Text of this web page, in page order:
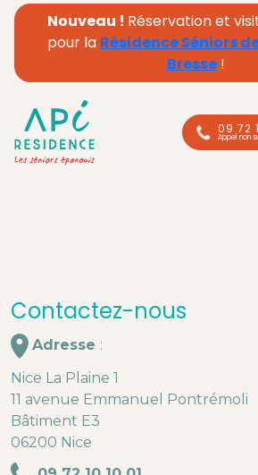
Nouveau ! Réservation et
pour la Résidence Séniors
Bresse!
09 72
Appel non
Contactez-nous
Adresse :
Nice La Plaine 1
11 avenue Emmanuel Pontrémoli
Bâtiment E3
06200 Nice